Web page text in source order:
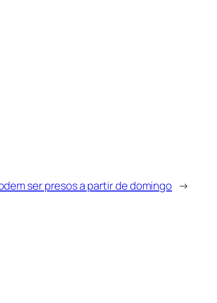
ser presos a partir de domingo →